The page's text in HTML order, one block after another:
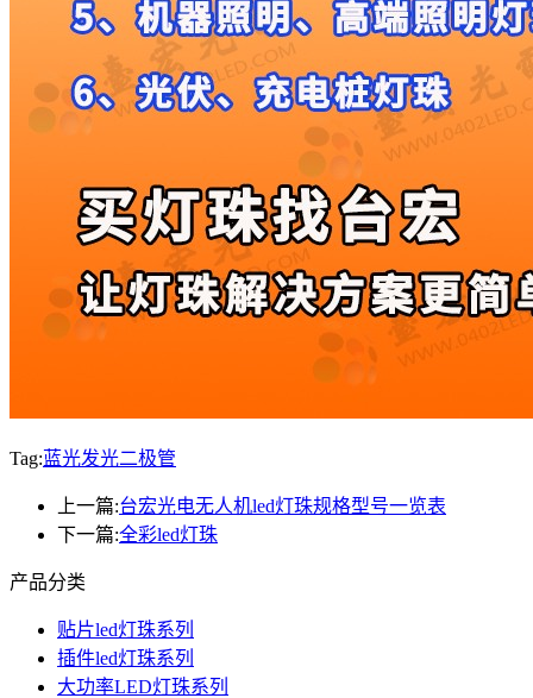
Tag:蓝光发光二极管
上一篇:台宏光电无人机led灯珠规格型号一览表
下一篇:全彩led灯珠
产品分类
贴片led灯珠系列
插件led灯珠系列
大功率LED灯珠系列